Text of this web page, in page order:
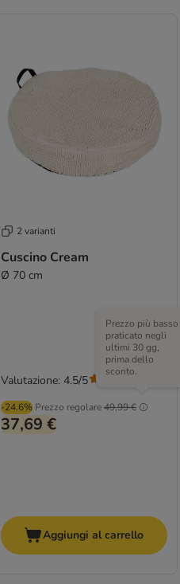
2 varianti
Cuscino Cream
Ø 70 cm
-24.6% Prezzo regolare49,99 €
Prezzo più basso
praticato negli
ultimi 30 gg,
prima dello
sconto.
37,69 €
Valutazione: 4.5/5
Aggiungi al carrello